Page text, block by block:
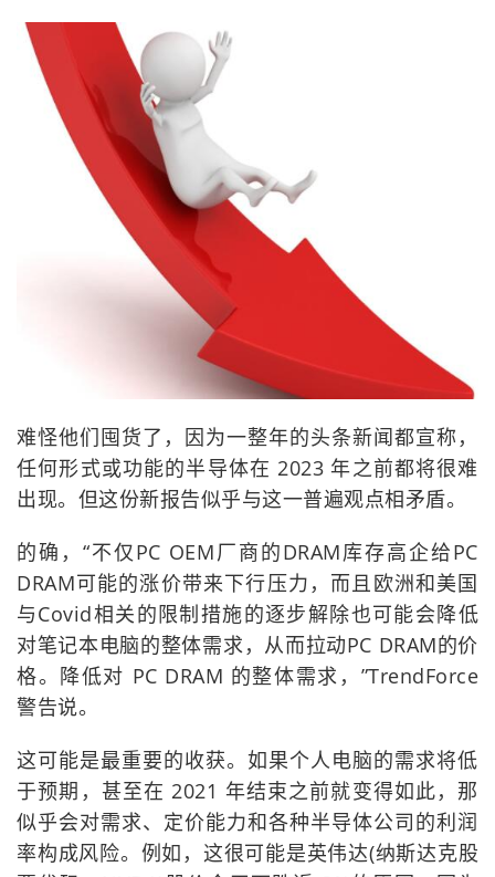
难怪他们囤货了，因为一整年的头条新闻都宣称，
任何形式或功能的半导体在 2023 年之前都将很难
出现。但这份新报告似乎与这一普遍观点相矛盾。
的确，“不仅PC OEM厂商的DRAM库存高企给PC
DRAM可能的涨价带来下行压力，而且欧洲和美国
与Covid相关的限制措施的逐步解除也可能会降低
对笔记本电脑的整体需求，从而拉动PC DRAM的价
格。降低对 PC DRAM 的整体需求，”TrendForce
警告说。
这可能是最重要的收获。如果个人电脑的需求将低
于预期，甚至在 2021 年结束之前就变得如此，那
似乎会对需求、定价能力和各种半导体公司的利润
率构成风险。例如，这很可能是英伟达(纳斯达克股